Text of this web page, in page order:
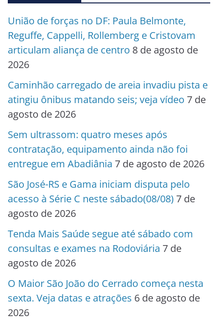
União de forças no DF: Paula Belmonte,
Reguffe, Cappelli, Rollemberg e Cristovam
articulam aliança de centro 8 de agosto de
2026
Caminhão carregado de areia invadiu pista e
atingiu ônibus matando seis; veja vídeo 7 de
agosto de 2026
Sem ultrassom: quatro meses após
contratação, equipamento ainda não foi
entregue em Abadiânia 7 de agosto de 2026
São José-RS e Gama iniciam disputa pelo
acesso à Série C neste sábado(08/08) 7 de
agosto de 2026
Tenda Mais Saúde segue até sábado com
consultas e exames na Rodoviária 7 de
agosto de 2026
O Maior São João do Cerrado começa nesta
sexta. Veja datas e atrações 6 de agosto de
2026